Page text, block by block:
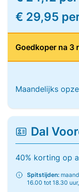
€ 29,95
Goedkoper na 3
Maandelijks
Dal
40% korting op
Spitstijden:
16.00 tot 18.30